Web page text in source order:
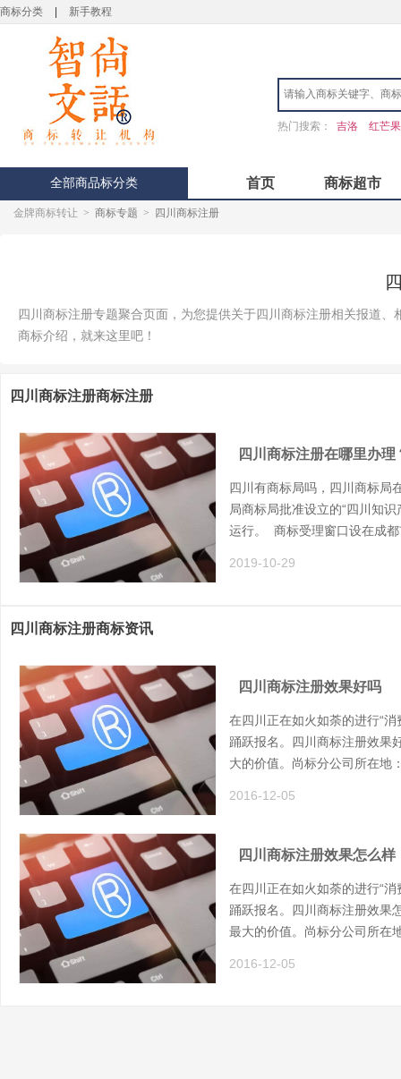
商标分类 新手教程
热门搜索： 吉洛 红芒果
全部商品标分类 首页 商标超市
金牌商标转让 > 商标专题 > 四川商标注册
四川商标注册专题聚合页面，为您提供关于四川商标注册相关报道
商标介绍，就来这里吧！
四川商标注册商标注册
四川商标注册在哪里办理
四川有商标局吗，四川商标局
局商标局批准设立的“四川知
运行。 商标受理窗口设在成
2019-10-29
四川商标注册商标资讯
四川商标注册效果好吗
在四川正在如火如荼的进行“
踊跃报名。四川商标注册效果
大的价值。尚标分公司所在地
2016-12-05
四川商标注册效果怎么样
在四川正在如火如荼的进行“
踊跃报名。四川商标注册效果
最大的价值。尚标分公司所在
2016-12-05